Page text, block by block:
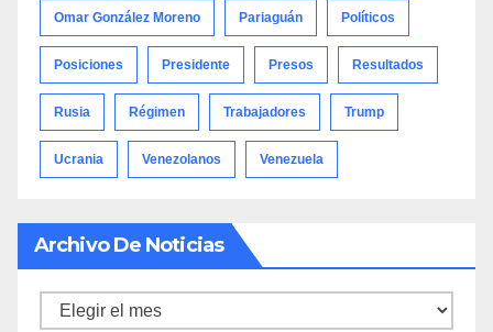
Omar González Moreno Pariaguán Políticos
Posiciones Presidente Presos Resultados
Rusia Régimen Trabajadores Trump
Ucrania Venezolanos Venezuela
Archivo De Noticias
Archivo